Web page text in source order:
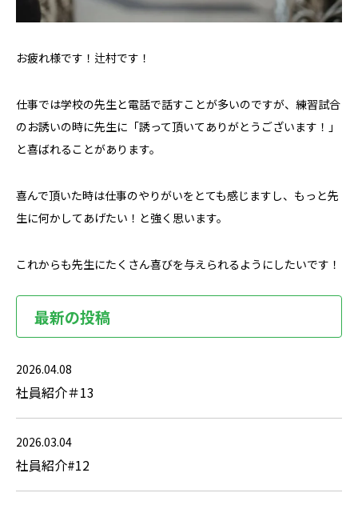
お疲れ様です！辻村です！
仕事では学校の先生と電話で話すことが多いのですが、練習試合
のお誘いの時に先生に「誘って頂いてありがとうございます！」
と喜ばれることがあります。
喜んで頂いた時は仕事のやりがいをとても感じますし、もっと先
生に何かしてあげたい！と強く思います。
これからも先生にたくさん喜びを与えられるようにしたいです！
最新の投稿
2026.04.08
社員紹介＃13
2026.03.04
社員紹介#12